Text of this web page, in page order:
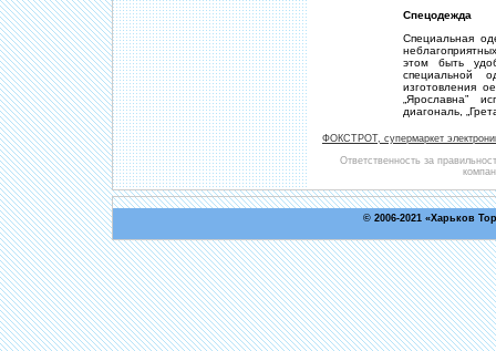
Спецодежда
Специальная
этом быть
специальной
изготовления
„Ярославна”
диагональ,
ФОКСТРОТ, супермаркет
Ответственность за
© 2006-2021 «Харьков